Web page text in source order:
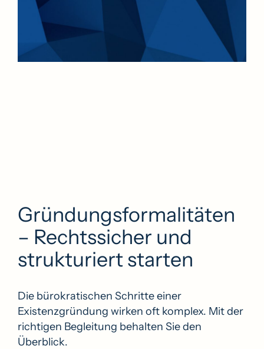
Gründungs­formalitäten
– Rechtssicher und
strukturiert starten
Die bürokratischen Schritte einer
Existenzgründung wirken oft komplex. Mit der
richtigen Begleitung behalten Sie den
Überblick.